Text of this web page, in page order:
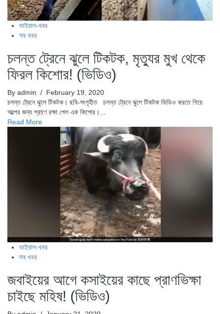
ভাইরাল-খবর
সব খবর
চলন্ত ট্রেনে ঝুলে টিকটক, মৃত্যুর মুখ থেকে
ফিরল কিশোর! (ভিডিও)
By admin / February 19, 2020
চলন্ত ট্রেনে ঝুলে টিকটক। ছবি-সংগৃহীত চলন্ত ট্রেনে ঝুলে টিকটক ভিডিও করতে গিয়ে
অল্পের জন্য প্রাণে রক্ষা পেল এক কিশোর।...
Read More
ভাইরাল-খবর
সব খবর
জবাইয়ের আগে কসাইয়ের কাছে প্রাণভিক্ষা
চাইছে মহিষ! (ভিডিও)